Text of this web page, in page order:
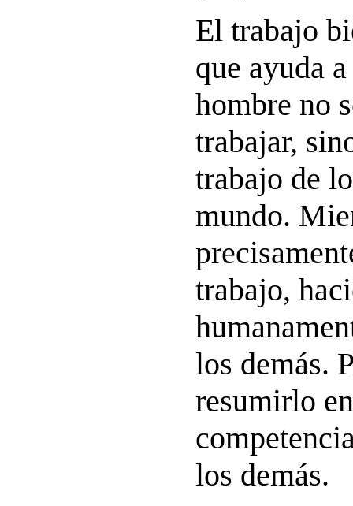
El trabajo
que ayuda
hombre no
trabajar,
trabajo de
mundo.
trabajo,
los demás.
resumirlo
los demás.